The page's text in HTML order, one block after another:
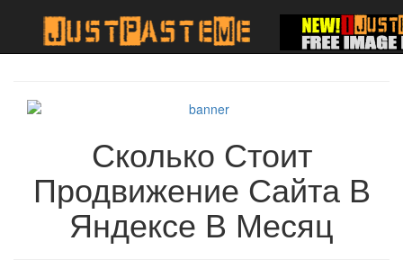
Сколько Стоит
Продвижение Сайта В
Яндексе В Месяц